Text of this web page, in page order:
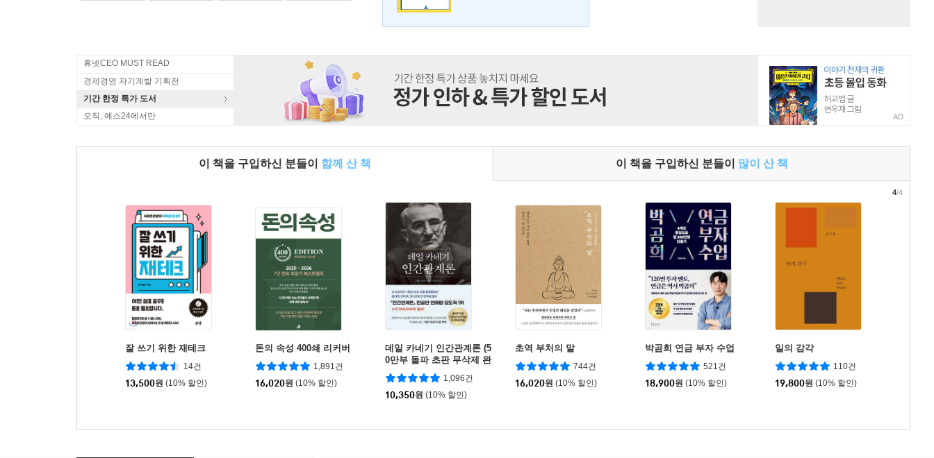
휴넷CEO MUST READ
경제경영 자기계발 기획전
기간 한정 특가 도서
오직, 예스24에서만
AD
이 책을 구입하신 분들이 함께 산 책 이 책을 구입하신 분들이 많이 산 책
잘 쓰기 위한 재테크
14건
13,500원 (10% 할인)
돈의 속성 400쇄 리커버
1,891건
16,020원 (10% 할인)
데일 카네기 인간관계론 (5
0만부 돌파 초판 무삭제 완
역본)
1,096건
10,350원 (10% 할인)
초역 부처의 말
744건
16,020원 (10% 할인)
박곰희 연금 부자 수업
521건
18,900원 (10% 할인)
일의 감각
110건
19,800원 (10% 할인)
4/4